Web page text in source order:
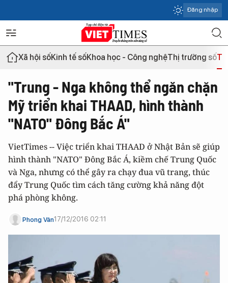
Đăng nhập
Xã hội sốKinh tế sốKhoa học - Công nghệThị trường số
"Trung - Nga không thể ngăn chặn
Mỹ triển khai THAAD, hình thành
"NATO" Đông Bắc Á"
VietTimes -- Việc triển khai THAAD ở Nhật Bản sẽ giúp
hình thành "NATO" Đông Bắc Á, kiềm chế Trung Quốc
và Nga, nhưng có thể gây ra chạy đua vũ trang, thúc
đẩy Trung Quốc tìm cách tăng cường khả năng đột
phá phòng không.
Phong Vân17/12/2016 02:11